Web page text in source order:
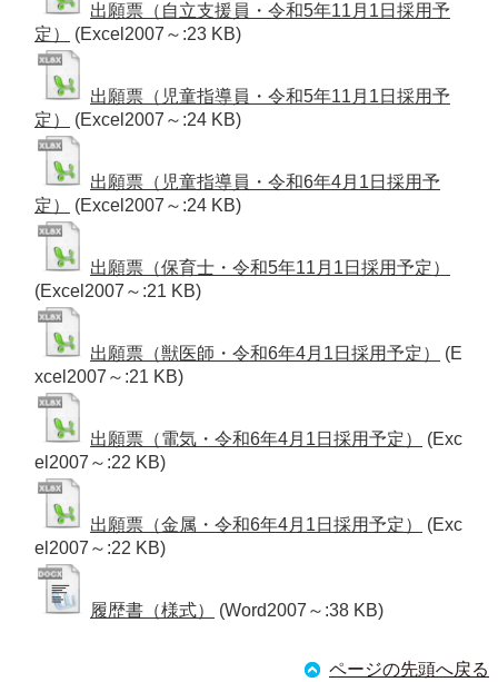
出願票（自立支援員・令和5年11月1日採用予
定）
(Excel2007～:23 KB)
出願票（児童指導員・令和5年11月1日採用予
定）
(Excel2007～:24 KB)
出願票（児童指導員・令和6年4月1日採用予
定）
(Excel2007～:24 KB)
出願票（保育士・令和5年11月1日採用予定）
(Excel2007～:21 KB)
出願票（獣医師・令和6年4月1日採用予定）
(E
xcel2007～:21 KB)
出願票（電気・令和6年4月1日採用予定）
(Exc
el2007～:22 KB)
出願票（金属・令和6年4月1日採用予定）
(Exc
el2007～:22 KB)
履歴書（様式） (Word2007～:38 KB)
ページの先頭へ戻る